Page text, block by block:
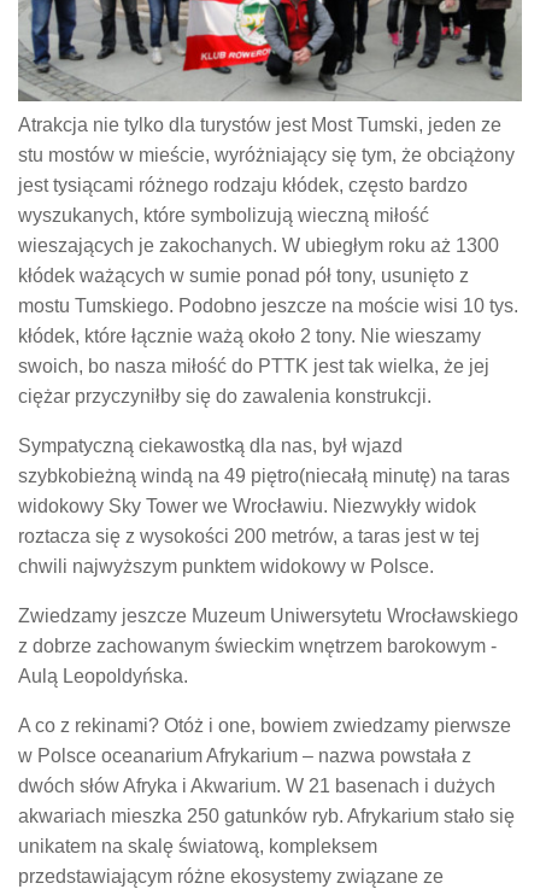
Atrakcja nie tylko dla turystów jest Most Tumski, jeden ze
stu mostów w mieście, wyróżniający się tym, że obciążony
jest tysiącami różnego rodzaju kłódek, często bardzo
wyszukanych, które symbolizują wieczną miłość
wieszających je zakochanych. W ubiegłym roku aż 1300
kłódek ważących w sumie ponad pół tony, usunięto z
mostu Tumskiego. Podobno jeszcze na moście wisi 10 tys.
kłódek, które łącznie ważą około 2 tony. Nie wieszamy
swoich, bo nasza miłość do PTTK jest tak wielka, że jej
ciężar przyczyniłby się do zawalenia konstrukcji.
Sympatyczną ciekawostką dla nas, był wjazd
szybkobieżną windą na 49 piętro(niecałą minutę) na taras
widokowy Sky Tower we Wrocławiu. Niezwykły widok
roztacza się z wysokości 200 metrów, a taras jest w tej
chwili najwyższym punktem widokowy w Polsce.
Zwiedzamy jeszcze Muzeum Uniwersytetu Wrocławskiego
z dobrze zachowanym świeckim wnętrzem barokowym -
Aulą Leopoldyńska.
A co z rekinami? Otóż i one, bowiem zwiedzamy pierwsze
w Polsce oceanarium Afrykarium – nazwa powstała z
dwóch słów Afryka i Akwarium. W 21 basenach i dużych
akwariach mieszka 250 gatunków ryb. Afrykarium stało się
unikatem na skalę światową, kompleksem
przedstawiającym różne ekosystemy związane ze